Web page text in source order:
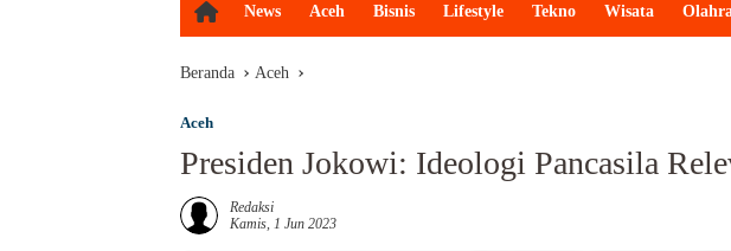
H
e
News Aceh Bisnis Lifestyle Tekno Wisata
Beranda Aceh
Aceh
Presiden Jokowi: Ideologi Pancasila
Redaksi
Kamis, 1 Jun 2023